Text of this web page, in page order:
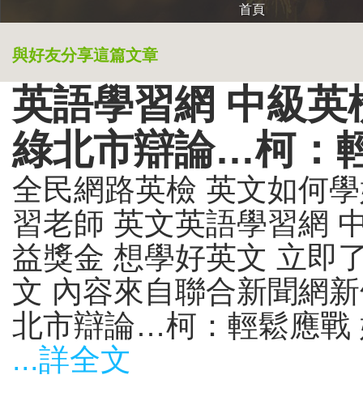
首頁
與好友分享這篇文章
英語學習網 中級
綠北市辯論…柯：
全民網路英檢 英文如何
習老師 英文英語學習網
益獎金 想學好英文 立即
文 內容來自聯合新聞網
北市辯論…柯：輕鬆應
...詳全文